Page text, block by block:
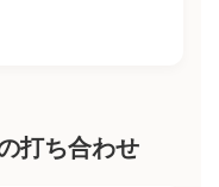
打ち合わせ